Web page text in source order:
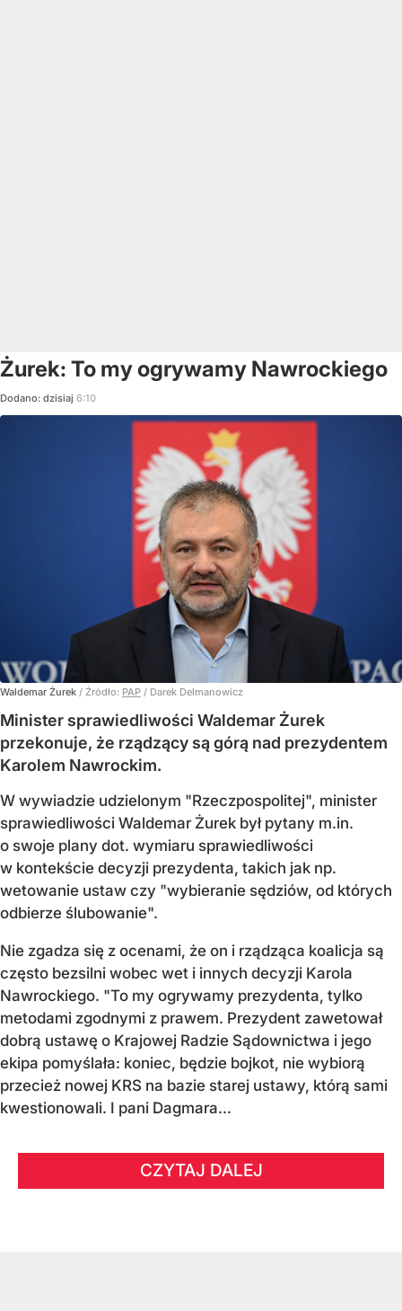
Żurek: To my ogrywamy Nawrockiego
Dodano: dzisiaj 6:10
Waldemar Żurek / Źródło: PAP / Darek Delmanowicz
Minister sprawiedliwości Waldemar Żurek
przekonuje, że rządzący są górą nad prezydentem
Karolem Nawrockim.
W wywiadzie udzielonym "Rzeczpospolitej", minister
sprawiedliwości Waldemar Żurek był pytany m.in.
o swoje plany dot. wymiaru sprawiedliwości
w kontekście decyzji prezydenta, takich jak np.
wetowanie ustaw czy "wybieranie sędziów, od których
odbierze ślubowanie".
Nie zgadza się z ocenami, że on i rządząca koalicja są
często bezsilni wobec wet i innych decyzji Karola
Nawrockiego. "To my ogrywamy prezydenta, tylko
metodami zgodnymi z prawem. Prezydent zawetował
dobrą ustawę o Krajowej Radzie Sądownictwa i jego
ekipa pomyślała: koniec, będzie bojkot, nie wybiorą
przecież nowej KRS na bazie starej ustawy, którą sami
kwestionowali. I pani Dagmara...
CZYTAJ DALEJ